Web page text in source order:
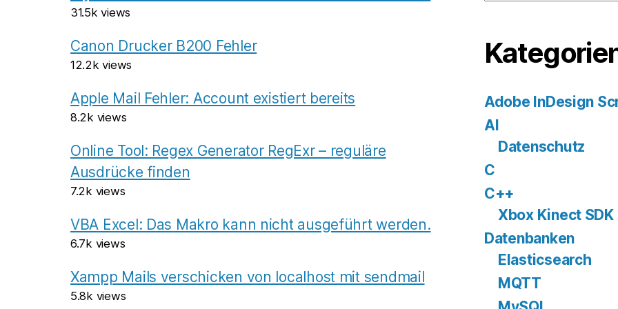
31.5k views
Canon Drucker B200 Fehler
12.2k views
Apple Mail Fehler: Account existiert bereits
8.2k views
Online Tool: Regex Generator RegExr – reguläre
Ausdrücke finden
7.2k views
VBA Excel: Das Makro kann nicht ausgeführt werden.
6.7k views
Xampp Mails verschicken von localhost mit sendmail
5.8k views
Adobe InDesign
AI
Datenschutz
C
C++
Xbox Kinect SDK
Datenbanken
Elasticsearch
MQTT